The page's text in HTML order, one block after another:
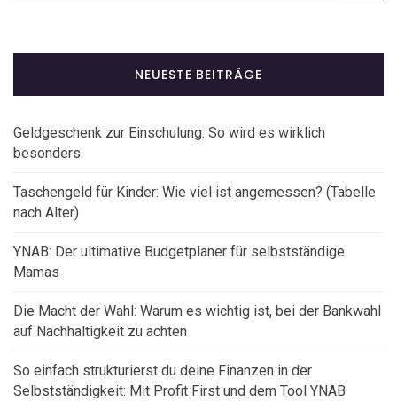
NEUESTE BEITRÄGE
Geldgeschenk zur Einschulung: So wird es wirklich
besonders
Taschengeld für Kinder: Wie viel ist angemessen? (Tabelle
nach Alter)
YNAB: Der ultimative Budgetplaner für selbstständige
Mamas
Die Macht der Wahl: Warum es wichtig ist, bei der Bankwahl
auf Nachhaltigkeit zu achten
So einfach strukturierst du deine Finanzen in der
Selbstständigkeit: Mit Profit First und dem Tool YNAB